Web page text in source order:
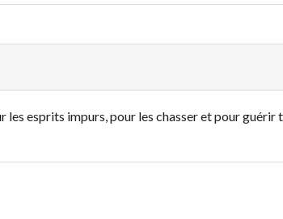
esprits impurs, pour les chasser et pour guérir